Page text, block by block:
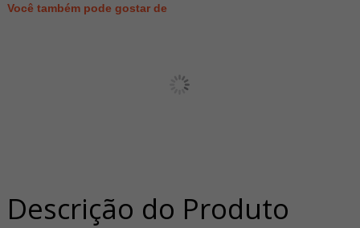
Você também pode gostar de
Descrição do Produto